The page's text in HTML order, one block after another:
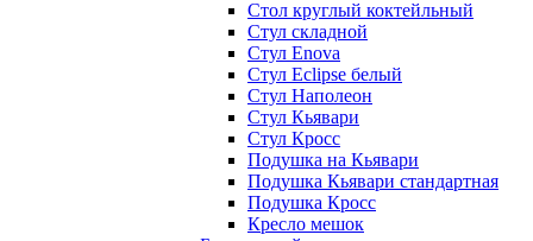
Стол круглый коктейльный
Стул складной
Стул Enova
Стул Eclipse белый
Стул Наполеон
Стул Кьявари
Стул Кросс
Подушка на Кьявари
Подушка Кьявари стандартная
Подушка Кросс
Кресло мешок